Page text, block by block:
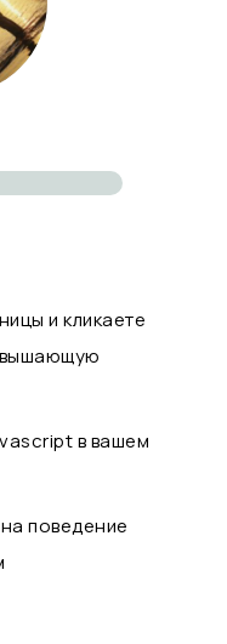
и кликаете
в вашем
поведение